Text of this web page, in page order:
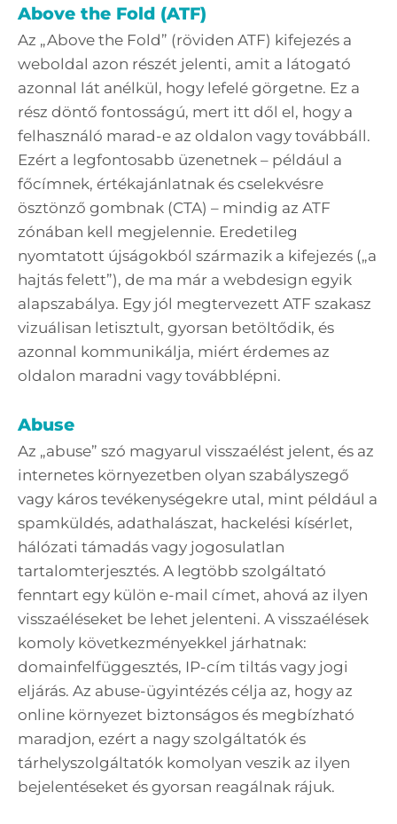
Above the Fold (ATF)
Az „Above the Fold” (röviden ATF) kifejezés a
weboldal azon részét jelenti, amit a látogató
azonnal lát anélkül, hogy lefelé görgetne. Ez a
rész döntő fontosságú, mert itt dől el, hogy a
felhasználó marad-e az oldalon vagy továbbáll.
Ezért a legfontosabb üzenetnek – például a
főcímnek, értékajánlatnak és cselekvésre
ösztönző gombnak (CTA) – mindig az ATF
zónában kell megjelennie. Eredetileg
nyomtatott újságokból származik a kifejezés („a
hajtás felett”), de ma már a webdesign egyik
alapszabálya. Egy jól megtervezett ATF szakasz
vizuálisan letisztult, gyorsan betöltődik, és
azonnal kommunikálja, miért érdemes az
oldalon maradni vagy továbblépni.
Abuse
Az „abuse” szó magyarul visszaélést jelent, és az
internetes környezetben olyan szabályszegő
vagy káros tevékenységekre utal, mint például a
spamküldés, adathalászat, hackelési kísérlet,
hálózati támadás vagy jogosulatlan
tartalomterjesztés. A legtöbb szolgáltató
fenntart egy külön e-mail címet, ahová az ilyen
visszaéléseket be lehet jelenteni. A visszaélések
komoly következményekkel járhatnak:
domainfelfüggesztés, IP-cím tiltás vagy jogi
eljárás. Az abuse-ügyintézés célja az, hogy az
online környezet biztonságos és megbízható
maradjon, ezért a nagy szolgáltatók és
tárhelyszolgáltatók komolyan veszik az ilyen
bejelentéseket és gyorsan reagálnak rájuk.